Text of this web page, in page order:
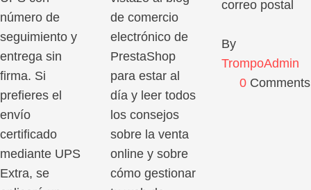
número de
seguimiento y
entrega sin
firma. Si
prefieres el
envío
certificado
mediante UPS
Extra, se
de comercio
electrónico de
PrestaShop
para estar al
día y leer todos
los consejos
sobre la venta
online y sobre
cómo gestionar
correo postal
By
TrompoAdmin
0 Comments